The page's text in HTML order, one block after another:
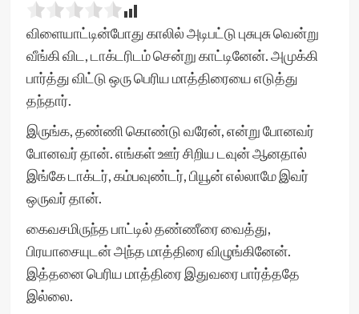
விளையாட்டின்போது காலில் அடிபட்டு புசுபுசு வென்று
வீங்கி விட, டாக்டரிடம் சென்று காட்டினேன். அமுக்கி
பார்த்து விட்டு ஒரு பெரிய மாத்திரையை எடுத்து
தந்தார்.
இருங்க, தண்ணி கொண்டு வரேன், என்று போனவர்
போனவர் தான். எங்கள் ஊர் சிறிய டவுன் ஆனதால்
இங்கே டாக்டர், கம்பவுண்டர், பியூன் எல்லாமே இவர்
ஒருவர் தான்.
கைவசமிருந்த பாட்டில் தண்ணீரை வைத்து,
பிரயாசையுடன் அந்த மாத்திரை விழுங்கினேன்.
இத்தனை பெரிய மாத்திரை இதுவரை பார்த்ததே
இல்லை.